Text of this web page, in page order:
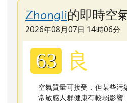
Zhongli的即時空
2026年08月07日 14時06分
63 良
空氣質量可接受，但某些污
常敏感人群健康有較弱影響